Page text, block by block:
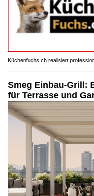
Küchenfuchs.ch realisiert
Smeg Einbau-Grill:
für Terrasse und